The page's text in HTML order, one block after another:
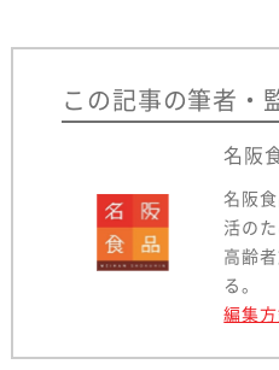
この記事の筆者・
名阪
名阪
活の
高齢
る。
編集